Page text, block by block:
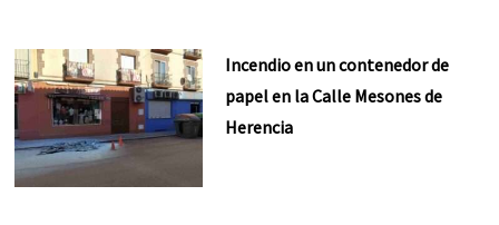
Incendio en un contenedor de
papel en la Calle Mesones de
Herencia